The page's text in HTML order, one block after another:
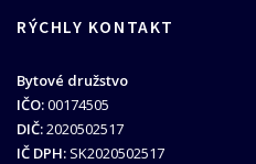
RÝCHLY KONTAKT
Bytové družstvo
IČO:00174505
DIČ:2020502517
IČ DPH: SK2020502517